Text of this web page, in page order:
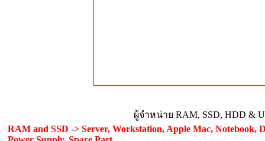
ผู้จำหน่าย RAM, SSD, HDD &
RAM and SSD -> Server, Workstation, Apple Mac, Notebook,